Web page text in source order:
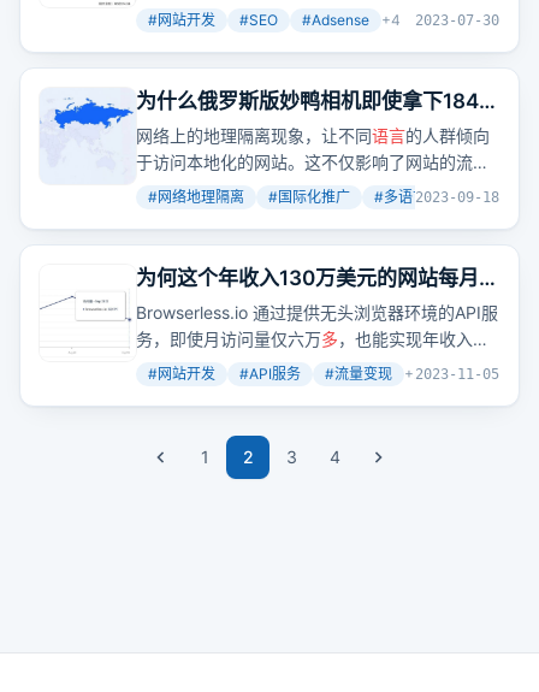
提升。这是否意味着技术优化和SEO策略是提高
#网站开发 #SEO #Adsense +4 2023-07-30
为什么俄罗斯版妙鸭相机即使拿下1840
万月访问量，也主要只在几个国家火？
哥飞告诉你答案
网络上的地理隔离现象，让不同语言的人群倾向
于访问本地化的网站。这不仅影响了网站的流量
分布，也为国际化推广提供了策略方向。
#网络地理隔离 #国际化推广 #多语言处理 +2
2023-09-18
为何这个年收入130万美元的网站每月只
有六万多访问量？
Browserless.io 通过提供无头浏览器环境的API服
务，即使月访问量仅六万多，也能实现年收入
130万美元。这种模式展示了小流量网站通过API
#网站开发 #API服务 #流量变现 + 2
2023-11-05
1 2 3 4